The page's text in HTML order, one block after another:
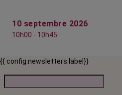
10 septembre 2026
10h00 - 10h45
{{ config.newsletters.label}}